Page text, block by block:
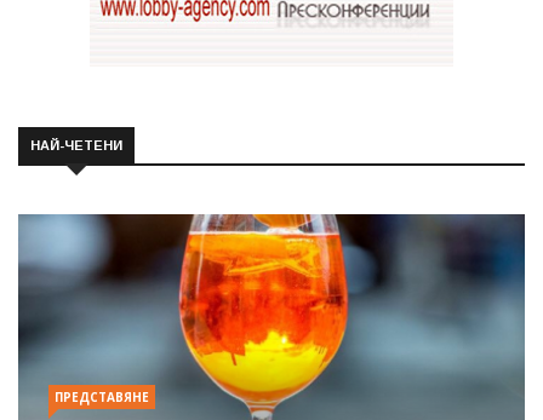
НАЙ-ЧЕТЕНИ
ПРЕДСТАВЯНЕ